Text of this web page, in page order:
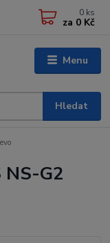
Menu
Hledat
0 ks
za 0 Kč
G2